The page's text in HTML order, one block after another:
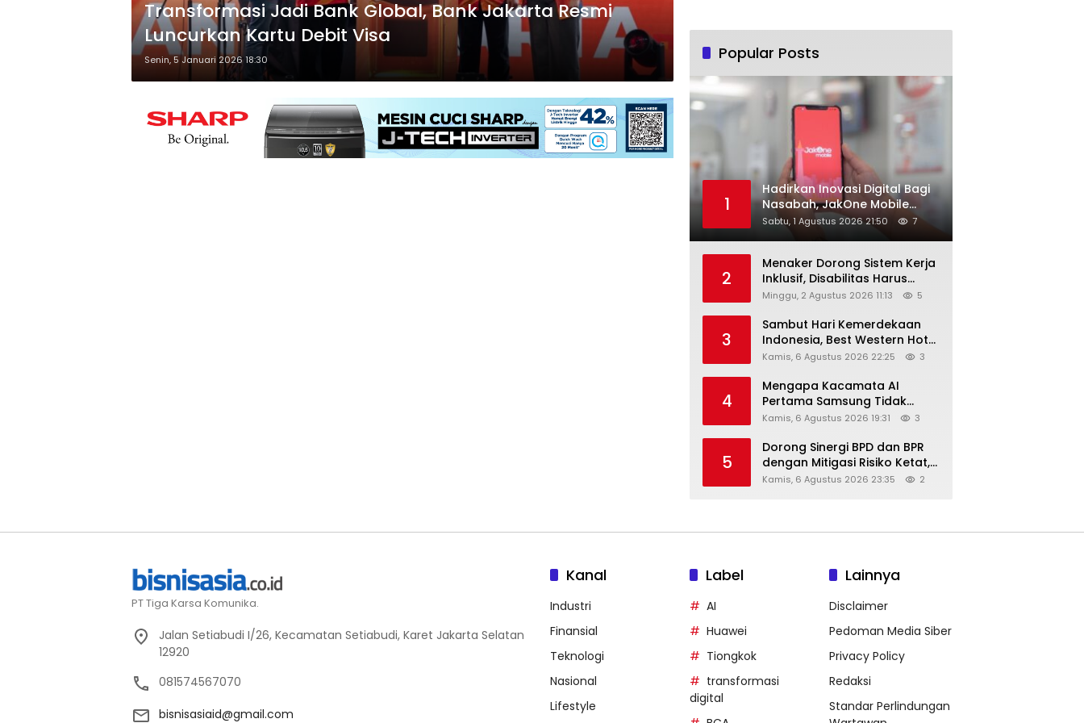
Transformasi Jadi Bank Global, Bank Jakarta Resmi
Luncurkan Kartu Debit Visa
Senin, 5 Januari 2026 18:30 Popular Posts
1
Hadirkan Inovasi Digital Bagi
Nasabah, JakOne Mobile
Antar Bank Jakarta Sukses
Raih Digital Excellence
Sabtu, 1 Agustus 2026 21:50 7
2
Menaker Dorong Sistem Kerja
Inklusif, Disabilitas Harus
Dapat Kesempatan Setara
Minggu, 2 Agustus 2026 11:13 5
3
Sambut Hari Kemerdekaan
Indonesia, Best Western Hotel
Hadirkan The Freedom Stay
Kamis, 6 Agustus 2026 22:25 3
4
Mengapa Kacamata AI
Pertama Samsung Tidak
Dibekali Layar?
Kamis, 6 Agustus 2026 19:31 3
5
Dorong Sinergi BPD dan BPR
dengan Mitigasi Risiko Ketat,
Ini Penjelasan Ketum
Kamis, 6 Agustus 2026 23:35 2
PT Tiga Karsa Komunika.
Jalan Setiabudi I/26, Kecamatan Setiabudi, Karet Jakarta Selatan
12920
081574567070
bisnisasiaid@gmail.com
Kanal
Industri
Finansial
Teknologi
Nasional
Lifestyle
Label
AI
Huawei
Tiongkok
transformasi
digital
Lainnya
Disclaimer
Pedoman Media Siber
Privacy Policy
Redaksi
Standar Perlindungan